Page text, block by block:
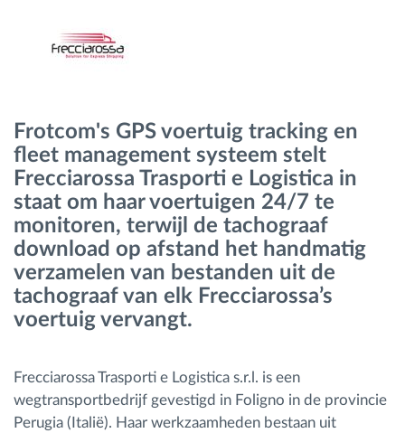
oplossen
Besparingscalculator
Frotcom's GPS voertuig tracking en
fleet management systeem stelt
Frecciarossa Trasporti e Logistica in
staat om haar voertuigen 24/7 te
monitoren, terwijl de tachograaf
download op afstand het handmatig
verzamelen van bestanden uit de
tachograaf van elk Frecciarossa’s
voertuig vervangt.
Frecciarossa Trasporti e Logistica s.r.l. is een
wegtransportbedrijf gevestigd in Foligno in de provincie
Perugia (Italië). Haar werkzaamheden bestaan uit